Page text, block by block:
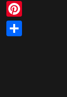
LinkedIn
Pinterest